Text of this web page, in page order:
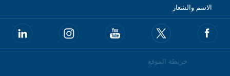
الاسم والشعار
خريطة الموقع